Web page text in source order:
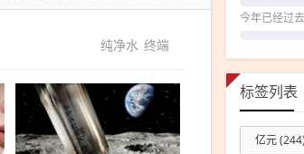
纯净水 终端
今年已经过去
标签列表
亿元(244)